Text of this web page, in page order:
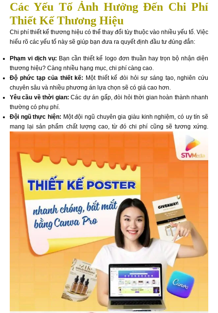
Các Yếu Tố Ảnh Hưởng Đến Chi Phí
Thiết Kế Thương Hiệu
Chi phí thiết kế thương hiệu có thể thay đổi tùy thuộc vào nhiều yếu tố. Việc
hiểu rõ các yếu tố này sẽ giúp bạn đưa ra quyết định đầu tư đúng đắn:
Phạm vi dịch vụ: Bạn cần thiết kế logo đơn thuần hay trọn bộ nhận diện
thương hiệu? Càng nhiều hạng mục, chi phí càng cao.
Độ phức tạp của thiết kế: Một thiết kế đòi hỏi sự sáng tạo, nghiên cứu
chuyên sâu và nhiều phương án lựa chọn sẽ có giá cao hơn.
Yêu cầu về thời gian: Các dự án gấp, đòi hỏi thời gian hoàn thành nhanh
thường có phụ phí.
Đội ngũ thực hiện: Một đội ngũ chuyên gia giàu kinh nghiệm, có uy tín sẽ
mang lại sản phẩm chất lượng cao, từ đó chi phí cũng sẽ tương xứng.